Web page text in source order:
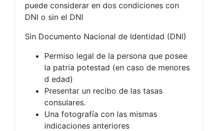
puede considerar en dos condiciones con
DNI o sin el DNI
Sin Documento Nacional de Identidad (DNI)
Permiso legal de la persona que posee
la patria potestad (en caso de menores
d edad)
Presentar un recibo de las tasas
consulares.
Una fotografía con las mismas
indicaciones anteriores